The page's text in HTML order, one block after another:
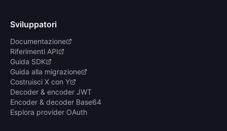
Sviluppatori
Documentazione
Riferimenti API
Guida SDK
Guida alla migrazione
Costruisci X con Y
Decoder & encoder JWT
Encoder & decoder Base64
Esplora provider OAuth